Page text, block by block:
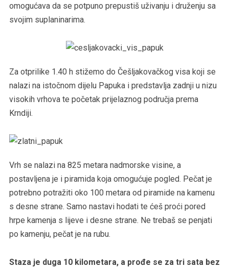
omogućava da se potpuno prepustiš uživanju i druženju sa
svojim suplaninarima.
Za otprilike 1.40 h stižemo do Češljakovačkog visa koji se
nalazi na istočnom dijelu Papuka i predstavlja zadnji u nizu
visokih vrhova te početak prijelaznog područja prema
Krndiji.
Vrh se nalazi na 825 metara nadmorske visine, a
postavljena je i piramida koja omogućuje pogled. Pečat je
potrebno potražiti oko 100 metara od piramide na kamenu
s desne strane. Samo nastavi hodati te ćeš proći pored
hrpe kamenja s lijeve i desne strane. Ne trebaš se penjati
po kamenju, pečat je na rubu.
Staza je duga 10 kilometara, a prođe se za tri sata bez